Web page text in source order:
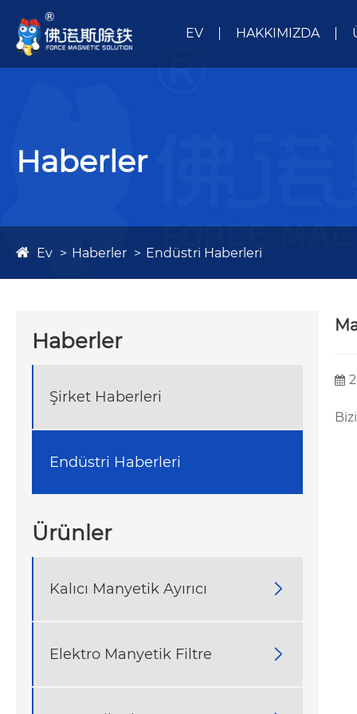
EV HAKKIMIZDA
Haberler
Ev Haberler Endüstri Haberleri
Haberler
Şirket Haberleri
Endüstri Haberleri
Ürünler
Kalıcı Manyetik Ayırıcı 
Elektro Manyetik Filtre 